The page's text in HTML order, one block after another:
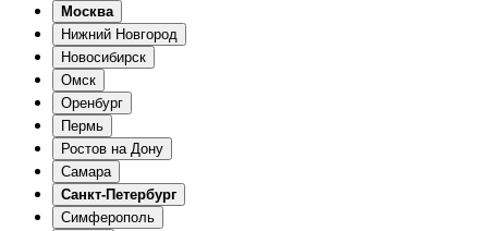
Москва
Нижний Новгород
Новосибирск
Омск
Оренбург
Пермь
Ростов на Дону
Самара
Санкт-Петербург
Симферополь